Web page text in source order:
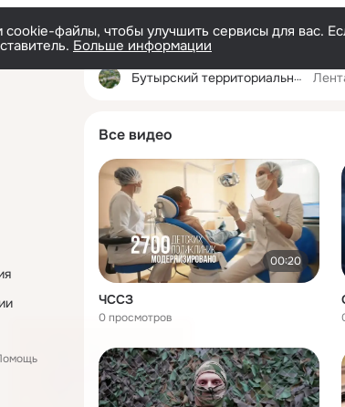
файлы, чтобы улучшить сервисы для вас.
Больше информации
Бутырский территориальный отдел Грязинского округа
Все видео
00:20
ЧССЗ
0 просмотров